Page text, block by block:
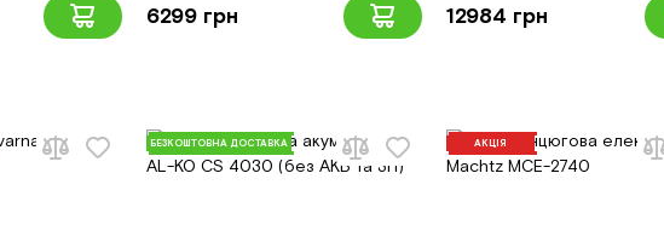
6299 грн 12984 грн
БЕЗКОШТОВНА ДОСТАВКА АКЦІЯ